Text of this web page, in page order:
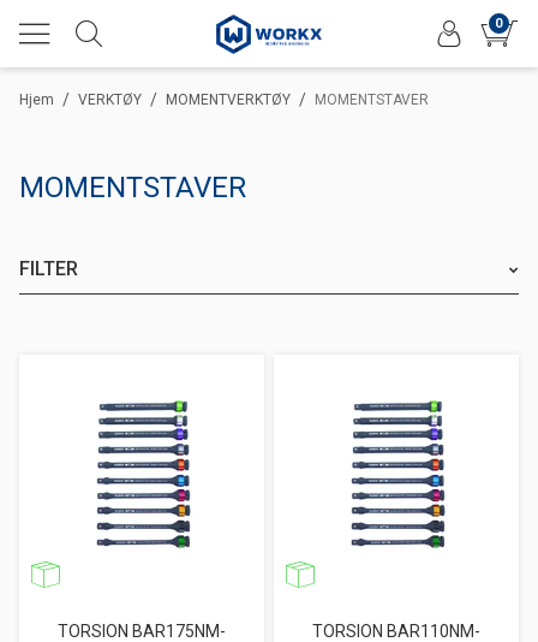
0
/
Hjem /
VERKTØY /
MOMENTVERKTØY MOMENTSTAVER
MOMENTSTAVER
FILTER
TORSION BAR175NM-
TORSION BAR110NM-